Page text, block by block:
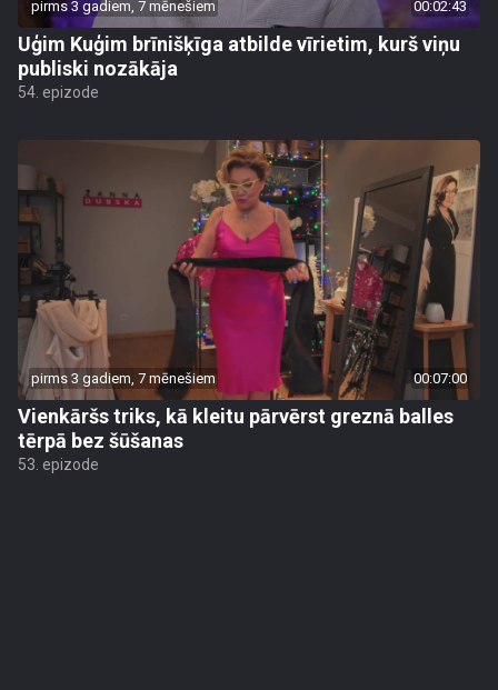
pirms 3 gadiem, 7 mēnešiem 00:02:43
Uģim Kuģim brīnišķīga atbilde vīrietim, kurš viņu
publiski nozākāja
54. epizode
pirms 3 gadiem, 7 mēnešiem 00:07:00
Vienkāršs triks, kā kleitu pārvērst greznā balles
tērpā bez šūšanas
53. epizode